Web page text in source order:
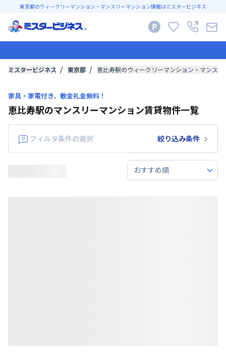
東京都のウィークリーマンション・マンスリーマンション情報はミスタービジネス
ミスタービジネス 東京都 恵比寿駅のウィークリーマンション・マンス
家具・家電付き、敷金礼金無料！
恵比寿駅のマンスリーマンション賃貸物件一覧
フィルタ条件の選択 絞り込み条件